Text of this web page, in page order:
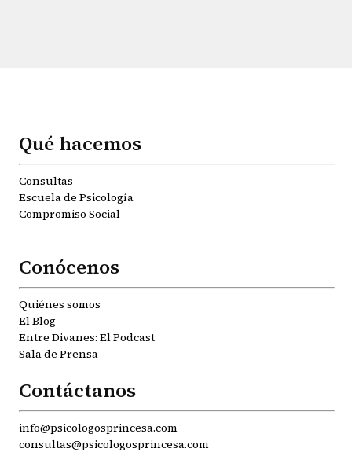
Qué hacemos
Consultas
Escuela de Psicología
Compromiso Social
Conócenos
Quiénes somos
El Blog
Entre Divanes: El Podcast
Sala de Prensa
Contáctanos
info@psicologosprincesa.com
consultas@psicologosprincesa.com